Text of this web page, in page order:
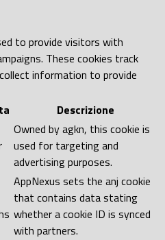
to provide visitors with
These cookies track
information to provide
Descrizione
Owned by agkn, this cookie is
used for targeting and
advertising purposes.
AppNexus sets the anj cookie
that contains data stating
whether a cookie ID is synced
with partners.